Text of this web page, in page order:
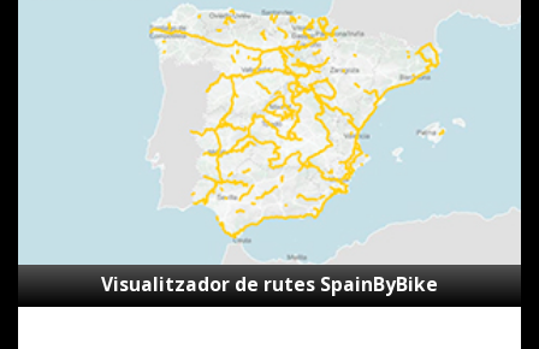
Visualitzador de rutes SpainByBike